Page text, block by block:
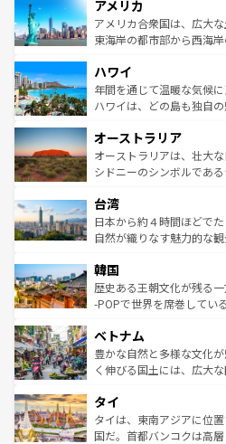
ンツ一覧を参照してほしい
の建物がそのまま残る町
博物館もあり、アルプス
ことができる。国民の所
ば市内交通費無料で観光を楽し
着のスイス情報はコンテ
アメリカ
アメリカ合衆国は、広大
東海岸の都市部から西海
のような巨大都市は、観
ンメントが詰まった刺激
西部には大自然が広がり
部のニューオーリンズでは
文化が魅力。旅行者はア
しみながら、その多様性
ならではの贅沢な旅のスタイルだ。 なお、
情報はコンテンツ一覧を
ハワイ
年間を通じて温暖な気候
ハワイは、どの島も独自
ワイ島は見逃せない。また
島だが、静かな自然を求
おすすめ。エメラルドグ
れるおもてなしの心で訪
人々、おいしいローカル
ク、伝統的なフラダンス
ワイを、存分に味わってほしい。 なお、新着の
はコンテンツ一覧を参照
オーストラリア
オーストラリアは、壮大
シドニーのシンボルであ
リアリーフや大陸中央部
ク）、タスマニアの美し
ど、見どころがたくさん
いる。アクティビティも充
ビング、ハイキングなど
い。オーストラリアの多
参照してほしい。
台湾
日本から約４時間ほどで
自然が織りなす魅力的な
ン）、静ひつな山岳地帯で
と山間の静けさが共存し
驚きをもたらしてくれる
容にもいいと評判のスイー
が味わえる。 なお
照してほしい。
韓国
歴史ある王朝文化が残る
-POPで世界を席巻してい
き、地方に足を延ばせば四
できる。そして、キムチ
まで、さまざまな韓国料
リティに包まれながら、
わってみ
覧を参照してほしい。
ベトナム
豊かな自然と多様な文化
く伸びる国土には、広大
急速な発展と共に伝統が
ーチミン市のフランス統
醸し出している。また、
タイ
タイは、東南アジアに位
国だ。首都バンコクは高